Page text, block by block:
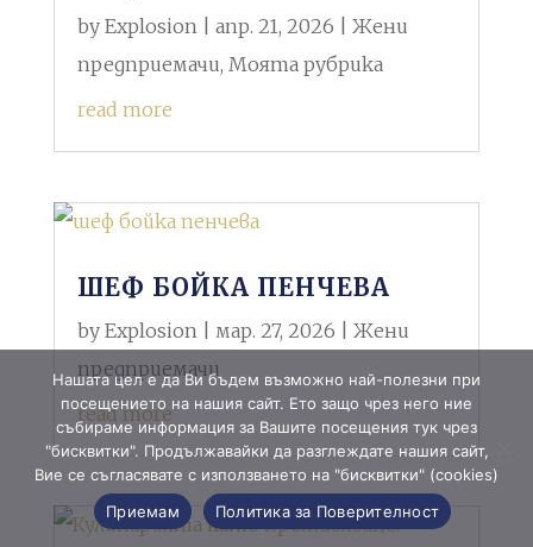
by Explosion| апр. 21, 2026
Жени
предприемачи, Моята рубрика
read more
ШЕФ БОЙКА ПЕНЧЕВА
by Explosion мар. 27, 2026
Жени
предприемачи
read more
Нашата цел е да Ви бъдем възможно най-полезни при
посещението на нашия сайт. Ето защо чрез него ние
събираме информация за Вашите посещения тук чрез
"бисквитки". Продължавайки да разглеждате нашия сайт,
Вие се съгласявате с използването на "бисквитки" (cookies)
Приемам
Политика за Поверителност